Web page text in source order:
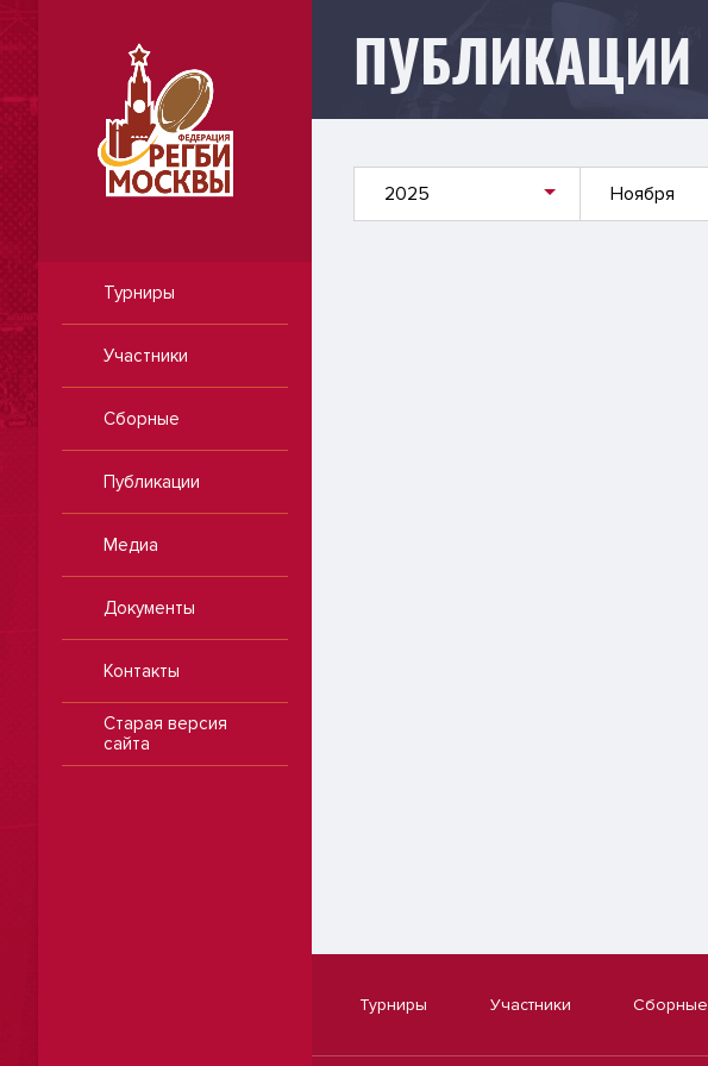
Турниры
Участники
Сборные
Публикации
Медиа
Документы
Контакты
Старая версия
сайта
ПУБЛИКАЦИИ
Публикации
2025 Ноября
Турниры Участники Сборные